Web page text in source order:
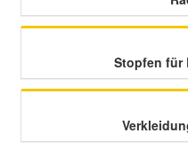
Stopfen für
Suzuki Ersatzteile
Toyota Ersatzteile